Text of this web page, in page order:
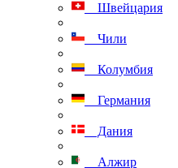
Швейцария
Чили
Колумбия
Германия
Дания
Алжир